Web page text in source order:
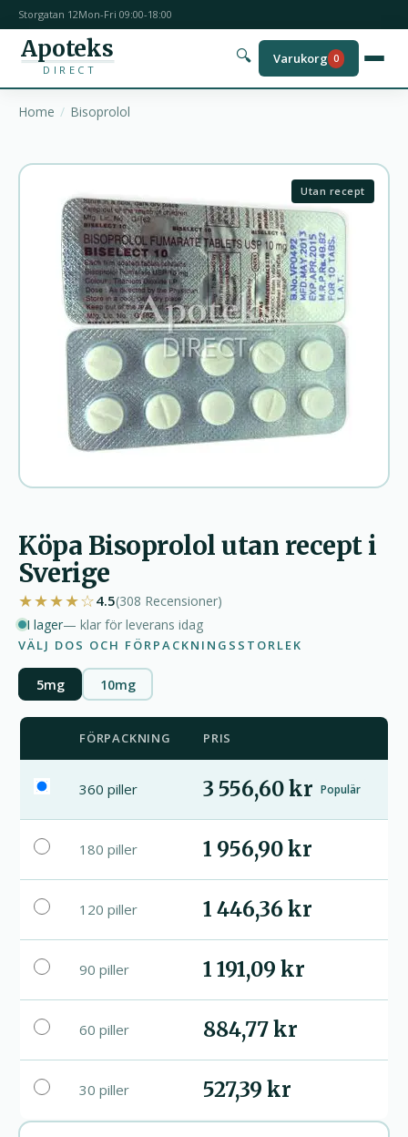
Storgatan 12Mon-Fri 09:00-18:00
Apoteks
DIRECT
🔍 Varukorg 0
Home Bisoprolol
Utan recept
Köpa Bisoprolol utan recept i
Sverige
★★★★☆4.5(308 Recensioner)
I lager— klar för leverans idag
VÄLJ DOS OCH FÖRPACKNINGSSTORLEK
5mg 10mg
FÖRPACKNING PRIS
360 piller 3 556,60 kr Populär
180 piller 1 956,90 kr
120 piller 1 446,36 kr
90 piller 1 191,09 kr
60 piller 884,77 kr
30 piller 527,39 kr